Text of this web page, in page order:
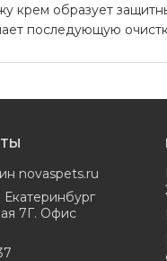
крем образует
последующую
novaspets.ru
Екатеринбург
7Г. Офис